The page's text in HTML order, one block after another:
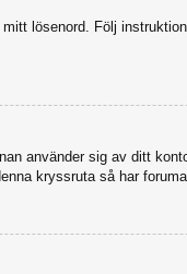
lösenord. Följ
använder sig av ditt
kryssruta så har